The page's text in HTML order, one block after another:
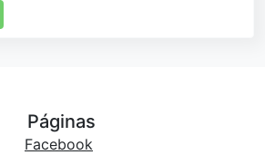
Páginas
Facebook